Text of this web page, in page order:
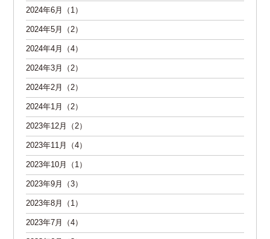
2024年6月（1）
2024年5月（2）
2024年4月（4）
2024年3月（2）
2024年2月（2）
2024年1月（2）
2023年12月（2）
2023年11月（4）
2023年10月（1）
2023年9月（3）
2023年8月（1）
2023年7月（4）